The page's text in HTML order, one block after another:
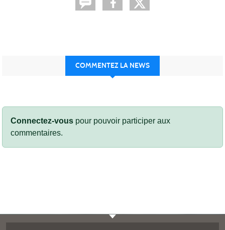
COMMENTEZ LA NEWS
Connectez-vous pour pouvoir participer aux
commentaires.